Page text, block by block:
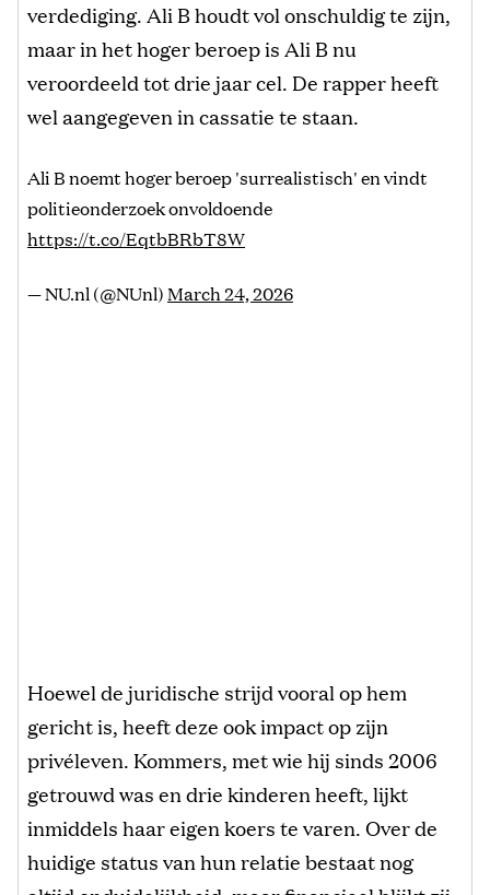
verdediging. Ali B houdt vol onschuldig te zijn,
maar in het hoger beroep is Ali B nu
veroordeeld tot drie jaar cel. De rapper heeft
wel aangegeven in cassatie te staan.
Ali B noemt hoger beroep 'surrealistisch' en vindt
politieonderzoek onvoldoende
https://t.co/EqtbBRbT8W
— NU.nl (@NUnl)March 24, 2026
Hoewel de juridische strijd vooral op hem
gericht is, heeft deze ook impact op zijn
privéleven. Kommers, met wie hij sinds 2006
getrouwd was en drie kinderen heeft, lijkt
inmiddels haar eigen koers te varen. Over de
huidige status van hun relatie bestaat nog